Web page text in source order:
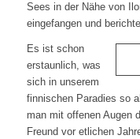
Sees in der Nähe von
eingefangen und
Es ist schon
erstaunlich, was
sich in unserem
finnischen Paradies so
man mit offenen Augen
Freund vor etlichen